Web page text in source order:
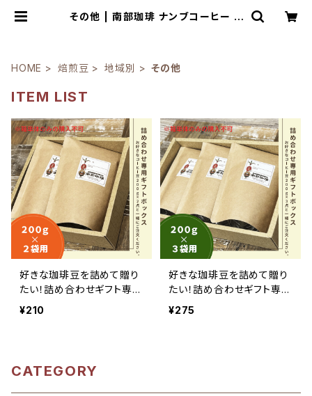
その他 | 南部珈琲 ナンブコーヒー O
HOME 焙煎豆 地域別 その他
ITEM LIST
好きな珈琲豆を詰めて贈り
たい！詰め合わせギフト専用
箱（200g×2種類用）箱のみ
¥210
好きな珈琲豆を詰めて贈り
たい！詰め合わせギフト専用
箱（200g×3種類用）箱のみ
¥275
CATEGORY